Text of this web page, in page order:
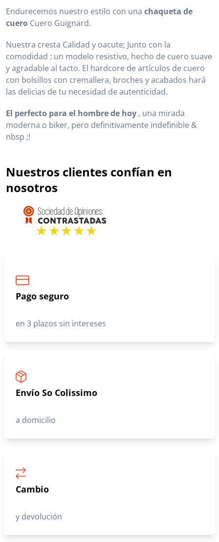
Endurecemos nuestro estilo con una chaqueta de
cuero Cuero Guignard.
Nuestra cresta Calidad y oacute; Junto con la
comodidad : un modelo resistivo, hecho de cuero suave
y agradable al tacto. El hardcore de artículos de cuero
con bolsillos con cremallera, broches y acabados hará
las delicias de tu necesidad de autenticidad.
El perfecto para el hombre de hoy , una mirada
moderna o biker, pero definitivamente indefinible &
nbsp ;!
Nuestros clientes confían en
nosotros
Pago seguro
en 3 plazos sin intereses
Envío So Colissimo
a domicilio
Cambio
y devolución